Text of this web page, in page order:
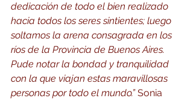
dedicación de todo el bien realizado
hacia todos los seres sintientes; luego
soltamos la arena consagrada en los
ríos de la Provincia de Buenos Aires.
Pude notar la bondad y tranquilidad
con la que viajan estas maravillosas
personas por todo el mundo.” Sonia